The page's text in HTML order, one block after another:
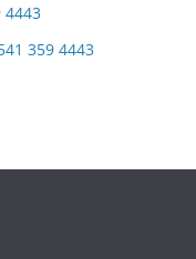
4443
359 4443